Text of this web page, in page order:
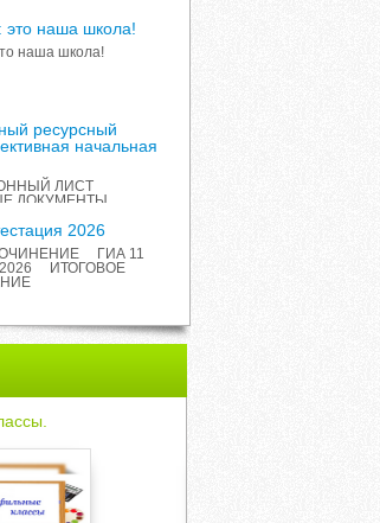
это наша школа!
наша школа!
ресурсный
начальная
ЛИСТ
ДОКУМЕНТЫ
РАБОТА С
ОТЧЕТ О
ПРОЕКТА
2026
ГИА 11
ИТОГОВОЕ